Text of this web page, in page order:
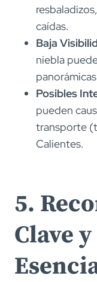
caídas.
Baja
niebla
Posibles
pueden
transporte
Calientes.
5.
Clave